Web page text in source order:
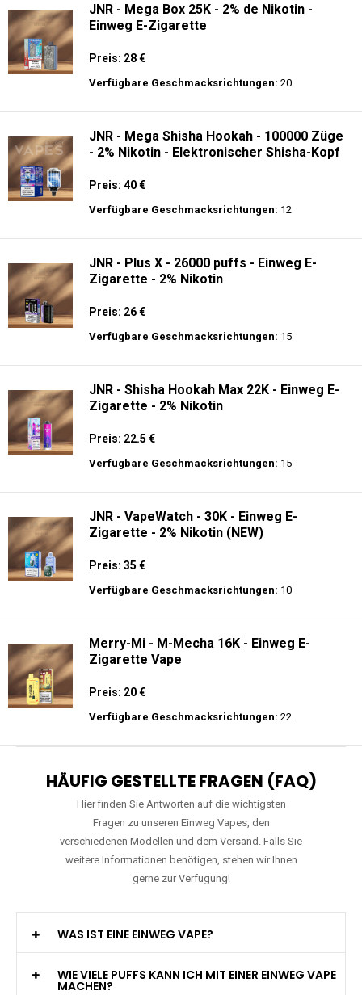
JNR - Mega Box 25K - 2% de Nikotin -
Einweg E-Zigarette
Preis: 28 €
Verfügbare Geschmacksrichtungen: 20
JNR - Mega Shisha Hookah - 100000 Züge
- 2% Nikotin - Elektronischer Shisha-Kopf
Preis: 40 €
Verfügbare Geschmacksrichtungen: 12
JNR - Plus X - 26000 puffs - Einweg E-
Zigarette - 2% Nikotin
Preis: 26 €
Verfügbare Geschmacksrichtungen: 15
JNR - Shisha Hookah Max 22K - Einweg E-
Zigarette - 2% Nikotin
Preis: 22.5 €
Verfügbare Geschmacksrichtungen: 15
JNR - VapeWatch - 30K - Einweg E-
Zigarette - 2% Nikotin (NEW)
Preis: 35 €
Verfügbare Geschmacksrichtungen: 10
Merry-Mi - M-Mecha 16K - Einweg E-
Zigarette Vape
Preis: 20 €
Verfügbare Geschmacksrichtungen: 22
HÄUFIG GESTELLTE FRAGEN (FAQ)
Hier finden Sie Antworten auf die wichtigsten
Fragen zu unseren Einweg Vapes, den
verschiedenen Modellen und dem Versand. Falls Sie
weitere Informationen benötigen, stehen wir Ihnen
gerne zur Verfügung!
WAS IST EINE EINWEG VAPE?
WIE VIELE PUFFS KANN ICH MIT EINER EINWEG VAPE
MACHEN?